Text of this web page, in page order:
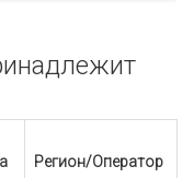
Регион/Оператор